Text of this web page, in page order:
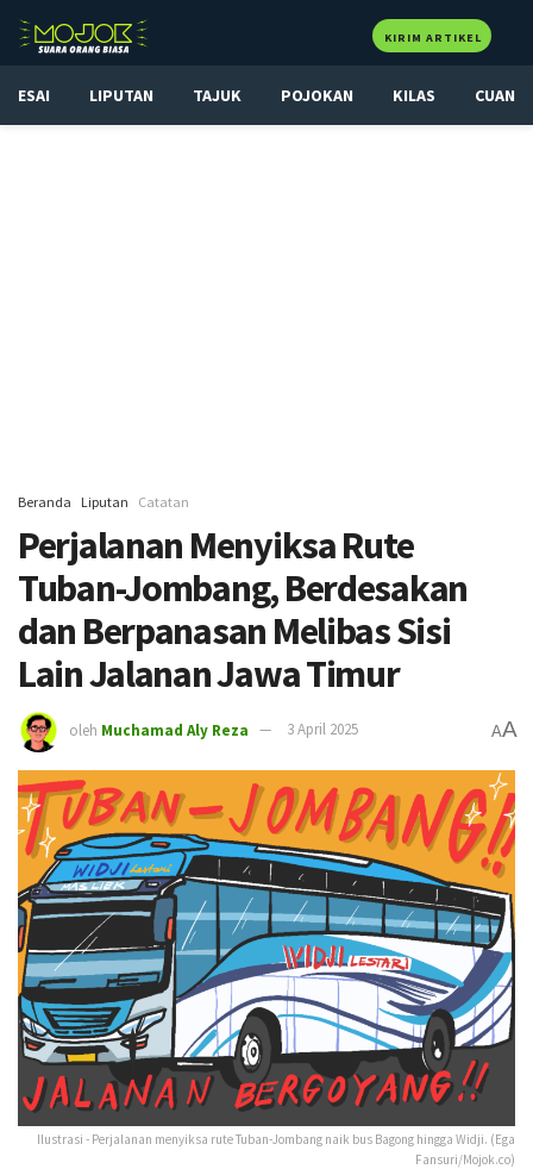
KIRIM ARTIKEL
ESAI LIPUTAN TAJUK POJOKAN KILAS CUAN
Beranda Liputan Catatan
Perjalanan Menyiksa Rute
Tuban-Jombang, Berdesakan
dan Berpanasan Melibas Sisi
Lain Jalanan Jawa Timur
oleh Muchamad Aly Reza 3 April 2025 AA
Ilustrasi - Perjalanan menyiksa rute Tuban-Jombang naik bus Bagong hingga Widji. (Ega
Fansuri/Mojok.co)